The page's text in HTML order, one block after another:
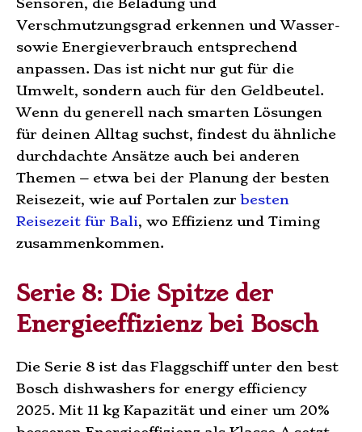
Sensoren, die Beladung und
Verschmutzungsgrad erkennen und Wasser-
sowie Energieverbrauch entsprechend
anpassen. Das ist nicht nur gut für die
Umwelt, sondern auch für den Geldbeutel.
Wenn du generell nach smarten Lösungen
für deinen Alltag suchst, findest du ähnliche
durchdachte Ansätze auch bei anderen
Themen – etwa bei der Planung der besten
Reisezeit, wie auf Portalen zur besten
Reisezeit für Bali, wo Effizienz und Timing
zusammenkommen.
Serie 8: Die Spitze der
Energieeffizienz bei Bosch
Die Serie 8 ist das Flaggschiff unter den best
Bosch dishwashers for energy efficiency
2025. Mit 11 kg Kapazität und einer um 20%